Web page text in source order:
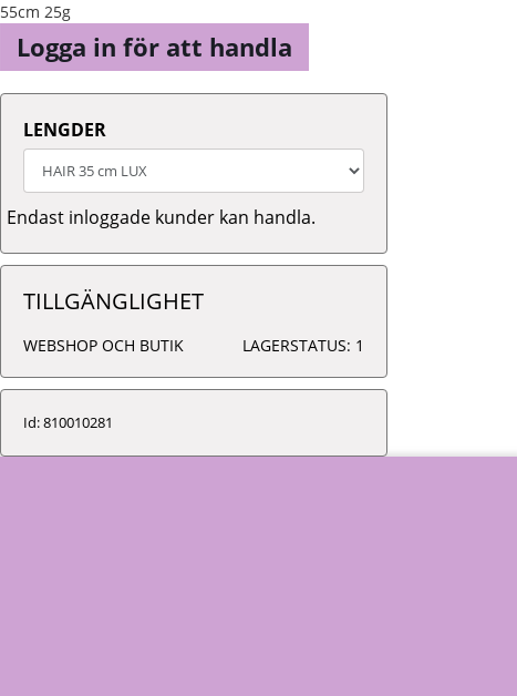
55cm 25g
Logga in för att handla
LENGDER
Endast inloggade kunder kan handla.
TILLGÄNGLIGHET
WEBSHOP OCH BUTIK LAGERSTATUS: 1
Id: 810010281